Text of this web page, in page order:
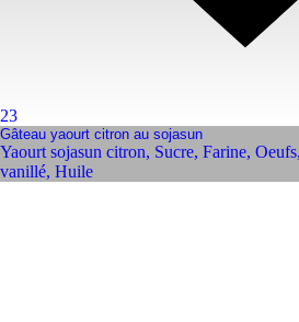
23
Gâteau yaourt citron au sojasun
Yaourt sojasun citron, Sucre, Farine, Oeufs,
vanillé, Huile